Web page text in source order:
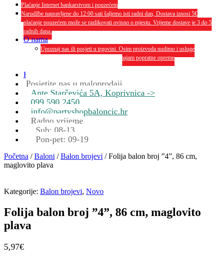
Plaćanje Internet bankarstvom i pouzećem
Narudžbe napravljene do 12:00 sati šaljemo isti radni dan, Dostava iznosi 5€
plaćanje pouzećem može se razlikovati ovisno o mjestu. Vrijeme dostave je 3 do 5
radnih dana.
O nama
Upoznaj nas ili posjeti u trgovini. Osim proizvoda nudimo i usluge
dekoriranja interijera i eksterija te najam popratne opreme
Kontakt
Posjetite nas u maloprodaji
Ante Starčevića 5A, Koprivnica ->
099 590 2450
info@partyshopbaloncic.hr
Radno vrijeme
Sub: 08-13
Pon-pet: 09-19
Početna /Baloni /Balon brojevi / Folija balon broj ”4”, 86 cm,
maglovito plava
Kategorije: Balon brojevi, Novo
Folija balon broj ”4”, 86 cm, maglovito
plava
5,97€